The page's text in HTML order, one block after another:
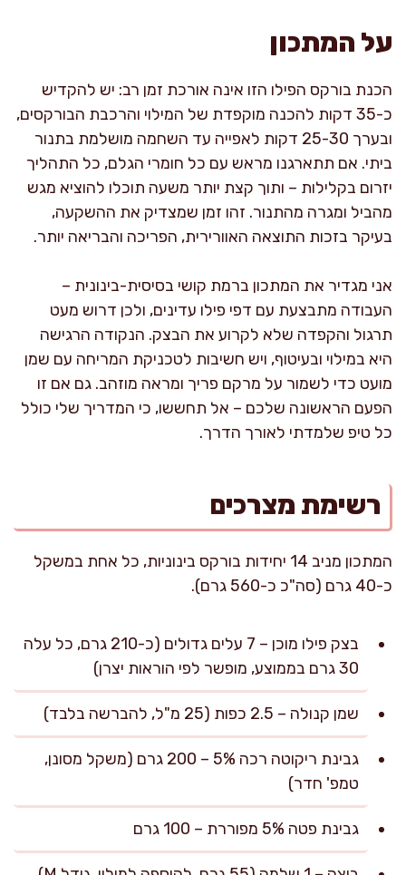
על המתכון
הכנת בורקס הפילו הזו אינה אורכת זמן רב: יש להקדיש
כ-35 דקות להכנה מוקפדת של המילוי והרכבת הבורקסים,
ובערך 25-30 דקות לאפייה עד השחמה מושלמת בתנור
ביתי. אם תתארגנו מראש עם כל חומרי הגלם, כל התהליך
יזרום בקלילות – ותוך קצת יותר משעה תוכלו להוציא מגש
מהביל ומגרה מהתנור. זהו זמן שמצדיק את ההשקעה,
בעיקר בזכות התוצאה האוורירית, הפריכה והבריאה יותר.
אני מגדיר את המתכון ברמת קושי בסיסית-בינונית –
העבודה מתבצעת עם דפי פילו עדינים, ולכן דרוש מעט
תרגול והקפדה שלא לקרוע את הבצק. הנקודה הרגישה
היא במילוי ובעיטוף, ויש חשיבות לטכניקת המריחה עם שמן
מועט כדי לשמור על מרקם פריך ומראה מוזהב. גם אם זו
הפעם הראשונה שלכם – אל תחששו, כי המדריך שלי כולל
כל טיפ שלמדתי לאורך הדרך.
רשימת מצרכים
המתכון מניב 14 יחידות בורקס בינוניות, כל אחת במשקל
כ-40 גרם (סה"כ כ-560 גרם).
בצק פילו מוכן – 7 עלים גדולים (כ-210 גרם, כל עלה
30 גרם בממוצע, מופשר לפי הוראות יצרן)
שמן קנולה – 2.5 כפות (25 מ"ל, להברשה בלבד)
גבינת ריקוטה רכה 5% – 200 גרם (משקל מסונן,
טמפ' חדר)
גבינת פטה 5% מפוררת – 100 גרם